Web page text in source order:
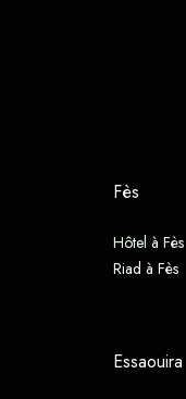
Fès
Hôtel à Fès
Riad à Fès
Essaouira